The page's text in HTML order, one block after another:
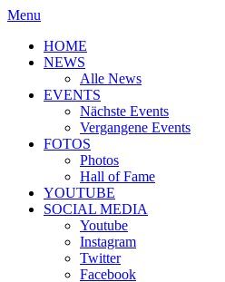
Menu
HOME
NEWS
Alle News
EVENTS
Nächste Events
Vergangene Events
FOTOS
Photos
Hall of Fame
YOUTUBE
SOCIAL MEDIA
Youtube
Instagram
Twitter
Facebook